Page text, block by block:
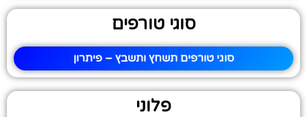
סוגי טורפים
סוגי טורפים תשחץ ותשבץ – פיתרון
פלוני